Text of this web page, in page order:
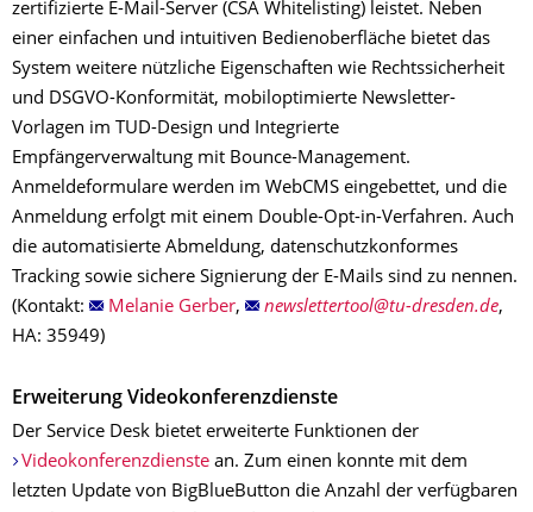
zertifizierte E-Mail-Server (CSA Whitelisting) leistet. Neben
einer einfachen und intuitiven Bedienoberfläche bietet das
System weitere nützliche Eigenschaften wie Rechtssicherheit
und DSGVO-Konformität, mobiloptimierte Newsletter-
Vorlagen im TUD-Design und Integrierte
Empfängerverwaltung mit Bounce-Management.
Anmeldeformulare werden im WebCMS eingebettet, und die
Anmeldung erfolgt mit einem Double-Opt-in-Verfahren. Auch
die automatisierte Abmeldung, datenschutzkonformes
Tracking sowie sichere Signierung der E-Mails sind zu nennen.
(Kontakt:
Melanie Gerber,
,
HA: 35949)
Erweiterung Videokonferenzdienste
Der Service Desk bietet erweiterte Funktionen der
Videokonferenzdienstean. Zum einen konnte mit dem
letzten Update von BigBlueButton die Anzahl der verfügbaren